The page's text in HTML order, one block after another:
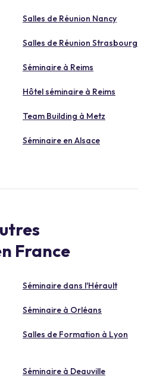
Salles de Réunion Nancy
Salles de Réunion Strasbourg
Séminaire à Reims
Hôtel séminaire à Reims
Team Building à Metz
Séminaire en Alsace
France
Séminaire dans l'Hérault
Séminaire à Orléans
Salles de Formation à Lyon
Séminaire à Deauville